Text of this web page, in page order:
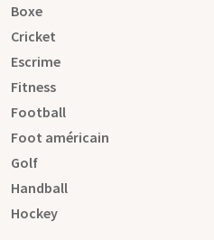
Boxe
Cricket
Escrime
Fitness
Football
Foot américain
Golf
Handball
Hockey